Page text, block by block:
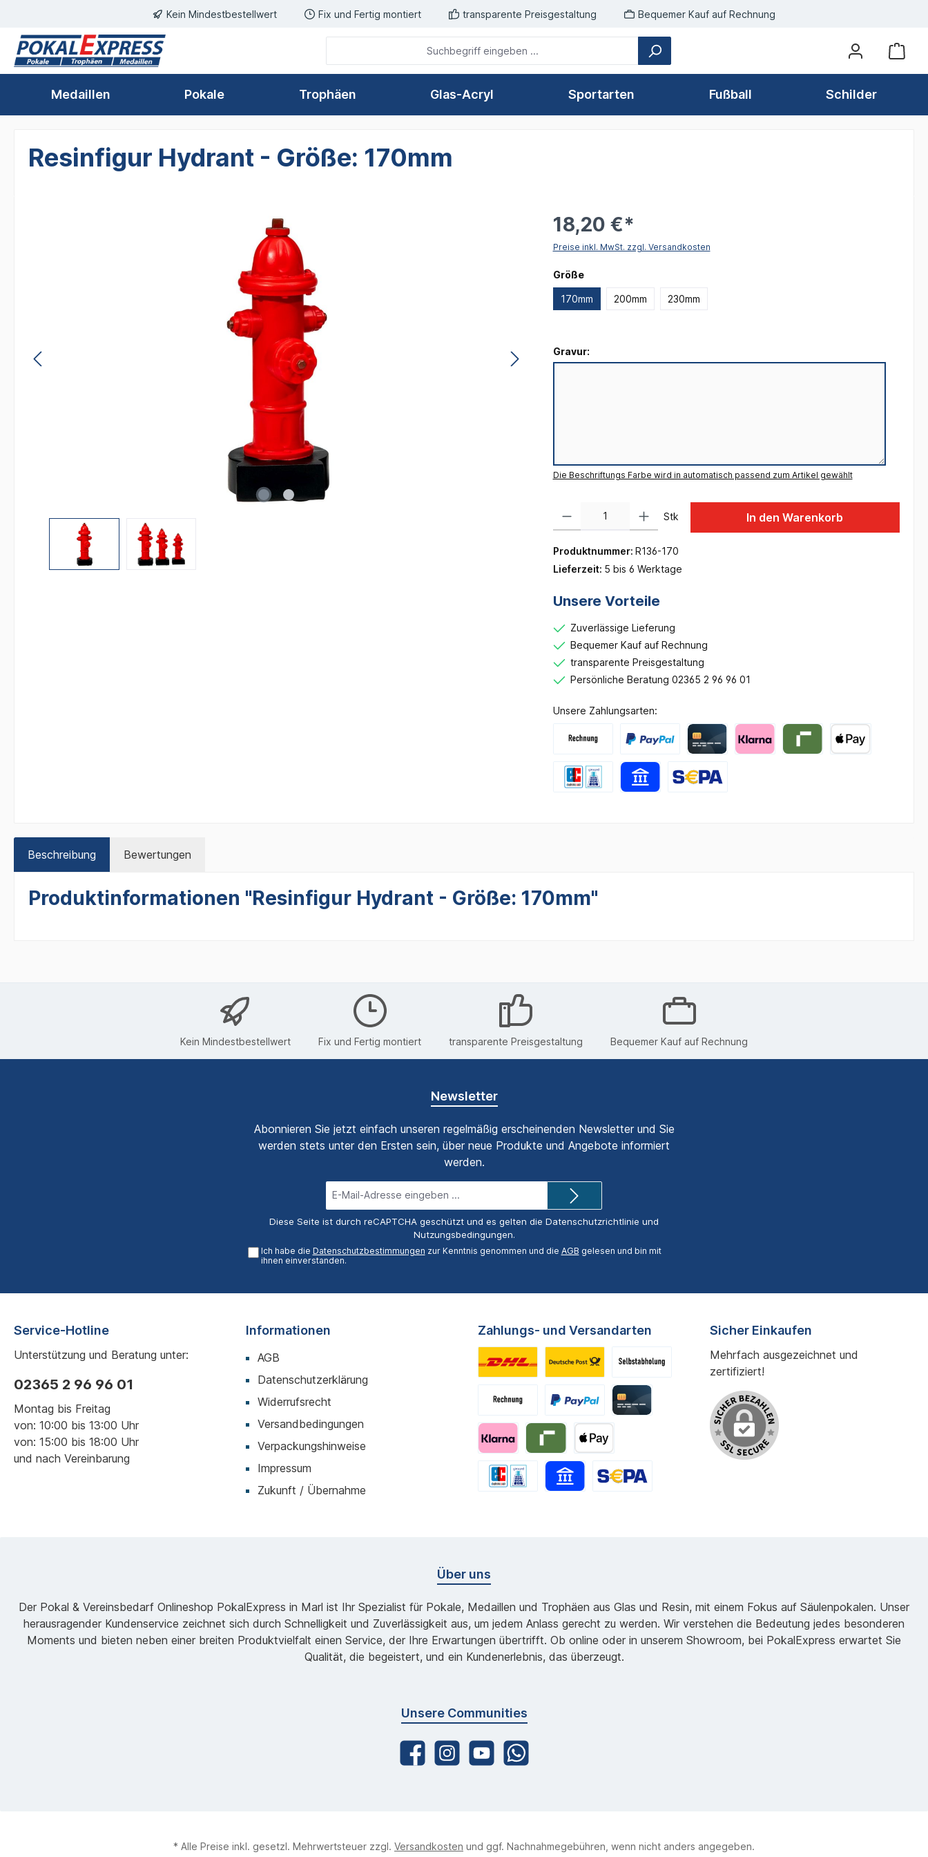
Zur Hauptnavigation springenKein Mindestbestellwert Fix und Fertig montiert transparente Preisgestaltung Bequemer Kauf auf Rechnung
Medaillen Pokale Trophäen Glas-Acryl Sportarten Fußball Schilder
Resinfigur Hydrant - Größe: 170mm
18,20 €*
Preise inkl. MwSt. zzgl. Versandkosten
Größeauswählen
170mm 200mm 230mm
Gravur:
Die Beschriftungs Farbe wird in automatisch passend zum Artikel gewählt
Stk In den Warenkorb
Produktnummer: R136-170
Lieferzeit: 5 bis 6 Werktage
Unsere Vorteile
Zuverlässige Lieferung
Bequemer Kauf auf Rechnung
transparente Preisgestaltung
Persönliche Beratung 02365 2 96 96 01
Unsere Zahlungsarten:
Beschreibung Bewertungen
Produktinformationen "Resinfigur Hydrant - Größe: 170mm"
Kein Mindestbestellwert Fix und Fertig montiert transparente Preisgestaltung Bequemer Kauf auf Rechnung
Newsletter
Abonnieren Sie jetzt einfach unseren regelmäßig erscheinenden Newsletter und Sie
werden stets unter den Ersten sein, über neue Produkte und Angebote informiert
werden.
Mail-
Adresse*
Diese Seite ist durch reCAPTCHA geschützt und es gelten die Datenschutzrichtlinie und
Nutzungsbedingungen.
Ich habe die Datenschutzbestimmungen zur Kenntnis genommen und die AGB gelesen und bin mit
ihnen einverstanden.
Service-Hotline
Unterstützung und Beratung unter:
02365 2 96 96 01
Montag bis Freitag
von: 10:00 bis 13:00 Uhr
von: 15:00 bis 18:00 Uhr
und nach Vereinbarung
Informationen
AGB
Datenschutzerklärung
Widerrufsrecht
Versandbedingungen
Verpackungshinweise
Impressum
Zukunft / Übernahme
Zahlungs- und Versandarten Sicher Einkaufen
Mehrfach ausgezeichnet und
zertifiziert!
Über uns
Der Pokal & Vereinsbedarf Onlineshop PokalExpress in Marl ist Ihr Spezialist für Pokale, Medaillen und Trophäen aus Glas und Resin, mit einem Fokus auf Säulenpokalen. Unser
herausragender Kundenservice zeichnet sich durch Schnelligkeit und Zuverlässigkeit aus, um jedem Anlass gerecht zu werden. Wir verstehen die Bedeutung jedes besonderen
Moments und bieten neben einer breiten Produktvielfalt einen Service, der Ihre Erwartungen übertrifft. Ob online oder in unserem Showroom, bei PokalExpress erwartet Sie
Qualität, die begeistert, und ein Kundenerlebnis, das überzeugt.
Unsere Communities
* Alle Preise inkl. gesetzl. Mehrwertsteuer zzgl. Versandkosten und ggf. Nachnahmegebühren, wenn nicht anders angegeben.